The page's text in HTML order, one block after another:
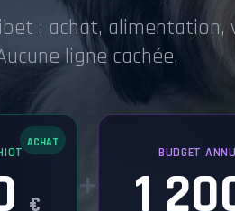
: achat, alimentation,
ligne cachée.
ACHAT
€
+
BUDGET
1